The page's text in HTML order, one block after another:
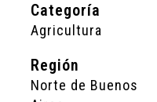
Categoría
Agricultura
Región
Norte de Buenos